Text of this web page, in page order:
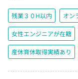
残業３０H以内 オン
女性エンジニアが在籍
産休育休取得実績あり